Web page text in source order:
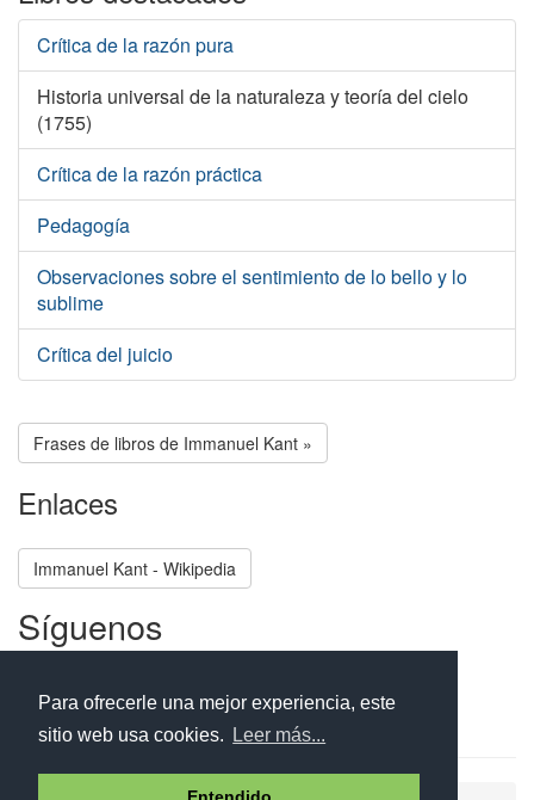
Para ofrecerle una mejor experiencia, este
sitio web usa cookies.
Leer más...
Crítica de la razón pura
Historia universal de la naturaleza y teoría del cielo
(1755)
Crítica de la razón práctica
Pedagogía
Observaciones sobre el sentimiento de lo bello y lo
sublime
Crítica del juicio
Frases de libros de Immanuel Kant »
Enlaces
Immanuel Kant - Wikipedia
Síguenos